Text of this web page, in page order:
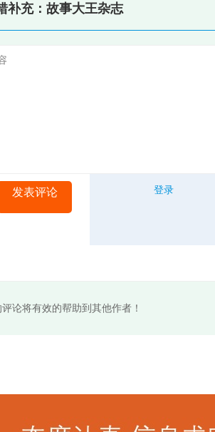
补充：故事大王杂志
发表评论 登录
论将有效的帮助到其他作者！